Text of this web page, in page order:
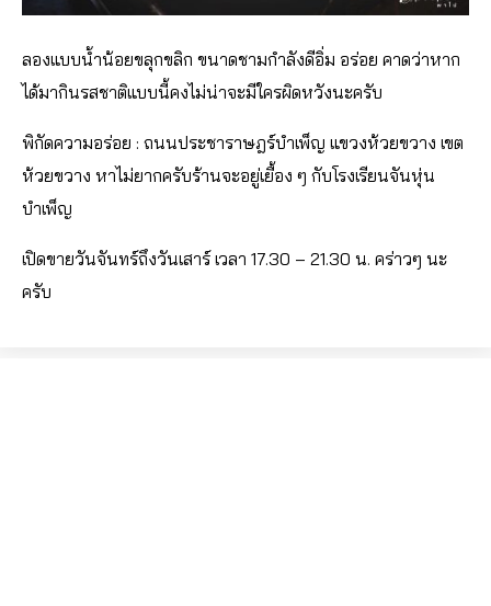
ลองแบบน้ำน้อยขลุกขลิก ขนาดชามกำลังดีอิ่ม อร่อย คาดว่าหาก
ได้มากินรสชาติแบบนี้คงไม่น่าจะมีใครผิดหวังนะครับ
พิกัดความอร่อย : ถนนประชาราษฎร์บำเพ็ญ แขวงห้วยขวาง เขต
ห้วยขวาง หาไม่ยากครับร้านจะอยู่เยื้อง ๆ กับโรงเรียนจันหุ่น
บำเพ็ญ
เปิดขายวันจันทร์ถึงวันเสาร์ เวลา 17.30 – 21.30 น. คร่าวๆ นะ
ครับ